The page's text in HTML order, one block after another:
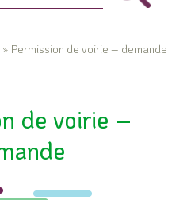
» Permission de voirie – demande
de voirie –